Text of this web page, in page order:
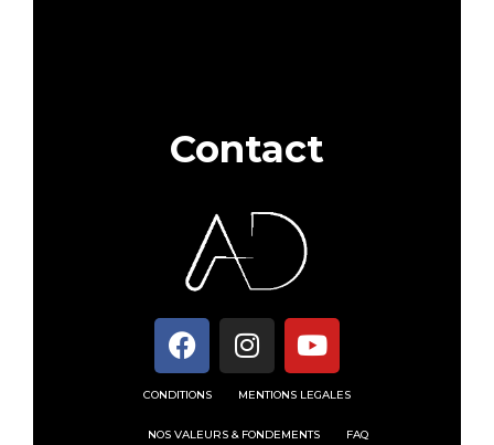
Contact
CONDITIONS MENTIONS LEGALES
NOS VALEURS & FONDEMENTS FAQ